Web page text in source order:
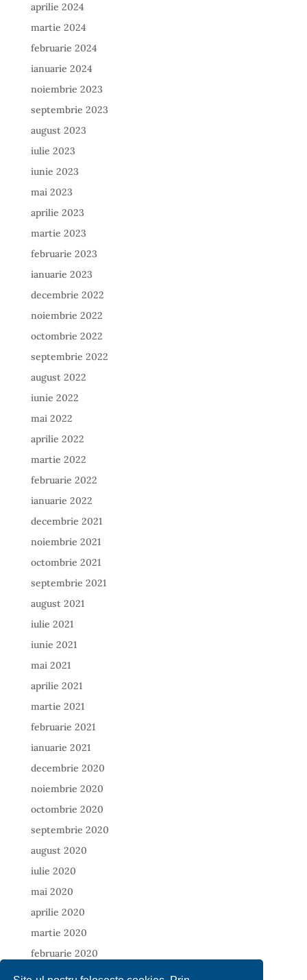
aprilie 2024
martie 2024
februarie 2024
ianuarie 2024
noiembrie 2023
septembrie 2023
august 2023
iulie 2023
iunie 2023
mai 2023
aprilie 2023
martie 2023
februarie 2023
ianuarie 2023
decembrie 2022
noiembrie 2022
octombrie 2022
septembrie 2022
august 2022
iunie 2022
mai 2022
aprilie 2022
martie 2022
februarie 2022
ianuarie 2022
decembrie 2021
noiembrie 2021
octombrie 2021
septembrie 2021
august 2021
iulie 2021
iunie 2021
mai 2021
aprilie 2021
martie 2021
februarie 2021
ianuarie 2021
decembrie 2020
noiembrie 2020
octombrie 2020
septembrie 2020
august 2020
iulie 2020
mai 2020
aprilie 2020
martie 2020
februarie 2020
ianuarie 2020